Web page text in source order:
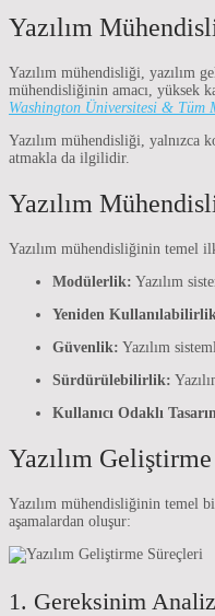
Yazılım
Yazılım mühendisliği, yazılım
mühendisliğinin amacı, yüksek
Washington Üniversitesi & Tüm
Yazılım mühendisliği, yalnızca
atmakla da ilgilidir.
Yazılım
Yazılım mühendisliğinin temel
Modülerlik: Yazılım
Yeniden
Güvenlik: Yazılım
Sürdürülebilirlik:
Kullanıcı Odaklı
Yazılım
Yazılım mühendisliğinin temel
aşamalardan oluşur:
1. Gereksinim